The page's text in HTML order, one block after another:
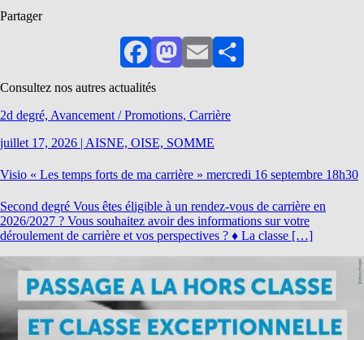
Partager
FacebookMastodon
EmailPartager
Consultez nos autres actualités
2d degré, Avancement / Promotions, Carrière
juillet 17, 2026 | AISNE, OISE, SOMME
Visio « Les temps forts de ma carrière » mercredi 16 septembre 18h30
Second degré Vous êtes éligible à un rendez-vous de carrière en
2026/2027 ? Vous souhaitez avoir des informations sur votre
déroulement de carrière et vos perspectives ? ♦ La classe […]